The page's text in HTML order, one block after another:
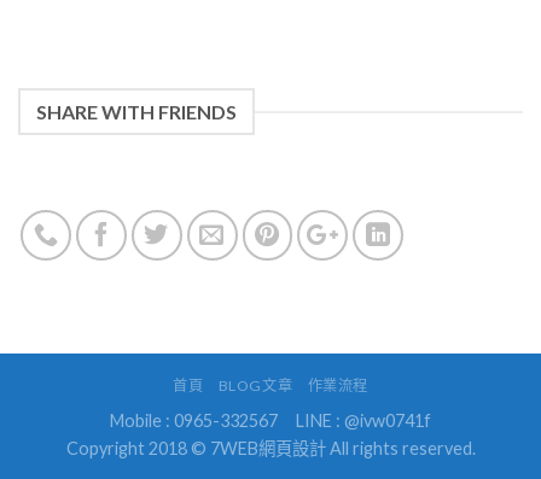
SHARE WITH FRIENDS
首頁 BLOG文章 作業流程
Mobile : 0965-332567 LINE : @ivw0741f
Copyright 2018 © 7WEB網頁設計 All rights reserved.